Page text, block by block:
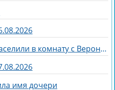
Артёма Герасимова заселили в комнату с Вероникой Строгановой
имя дочери